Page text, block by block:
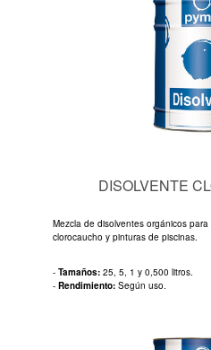
DISOLVENTE
Mezcla de disolventes orgánicos
clorocaucho y pinturas de piscinas.
- Tamaños: 25, 5, 1 y 0,500 litros.
- Rendimiento: Según uso.